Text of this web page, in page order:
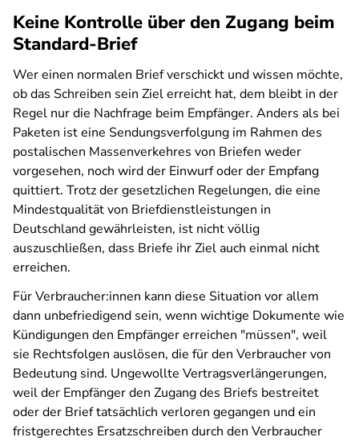
Keine Kontrolle über den Zugang beim
Standard-Brief
Wer einen normalen Brief verschickt und wissen möchte,
ob das Schreiben sein Ziel erreicht hat, dem bleibt in der
Regel nur die Nachfrage beim Empfänger. Anders als bei
Paketen ist eine Sendungsverfolgung im Rahmen des
postalischen Massenverkehres von Briefen weder
vorgesehen, noch wird der Einwurf oder der Empfang
quittiert. Trotz der gesetzlichen Regelungen, die eine
Mindestqualität von Briefdienstleistungen in
Deutschland gewährleisten, ist nicht völlig
auszuschließen, dass Briefe ihr Ziel auch einmal nicht
erreichen.
Für Verbraucher:innen kann diese Situation vor allem
dann unbefriedigend sein, wenn wichtige Dokumente wie
Kündigungen den Empfänger erreichen "müssen", weil
sie Rechtsfolgen auslösen, die für den Verbraucher von
Bedeutung sind. Ungewollte Vertragsverlängerungen,
weil der Empfänger den Zugang des Briefs bestreitet
oder der Brief tatsächlich verloren gegangen und ein
fristgerechtes Ersatzschreiben durch den Verbraucher